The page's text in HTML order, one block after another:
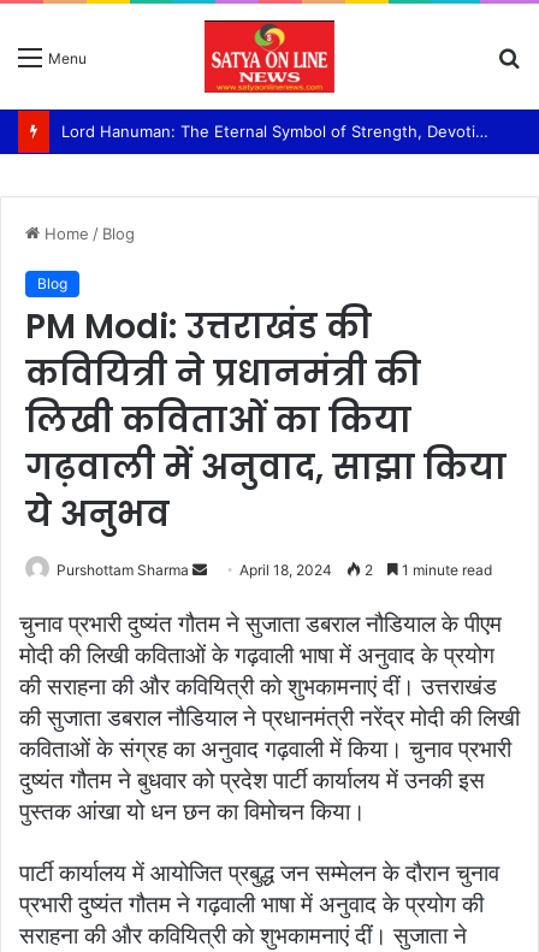
Menu
Lord Hanuman: The Eternal Symbol of Strength, Devotion, and Selfless Service Swami Ram Bhajan Van panchayati akhada Shri niranjani
Home / Blog
Blog
PM Modi: उत्तराखंड की
कवियित्री ने प्रधानमंत्री की
लिखी कविताओं का किया
गढ़वाली में अनुवाद, साझा किया
ये अनुभव
Purshottam Sharma
n
d
a
n
e
m
a
April 18, 2024 2 1 minute read
चुनाव प्रभारी दुष्यंत गौतम ने सुजाता डबराल नौडियाल के पीएम
मोदी की लिखी कविताओं के गढ़वाली भाषा में अनुवाद के प्रयोग
की सराहना की और कवियित्री काे शुभकामनाएं दीं। उत्तराखंड
की सुजाता डबराल नौडियाल ने प्रधानमंत्री नरेंद्र मोदी की लिखी
कविताओं के संग्रह का अनुवाद गढ़वाली में किया। चुनाव प्रभारी
दुष्यंत गौतम ने बुधवार को प्रदेश पार्टी कार्यालय में उनकी इस
पुस्तक आंखा यो धन छन का विमोचन किया।
पार्टी कार्यालय में आयोजित प्रबुद्ध जन सम्मेलन के दौरान चुनाव
प्रभारी दुष्यंत गौतम ने गढ़वाली भाषा में अनुवाद के प्रयोग की
सराहना की और कवियित्री काे शुभकामनाएं दीं। सुजाता ने